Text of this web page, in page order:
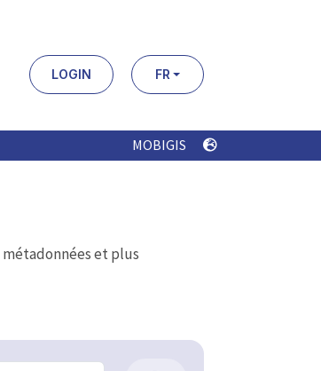
LOGIN FR
MOBIGIS
métadonnées et plus